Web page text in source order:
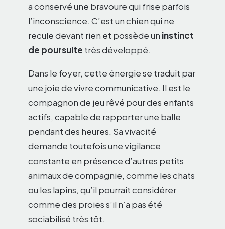
a conservé une bravoure qui frise parfois
l’inconscience. C’est un chien qui ne
recule devant rien et possède un instinct
de poursuite très développé.
Dans le foyer, cette énergie se traduit par
une joie de vivre communicative. Il est le
compagnon de jeu rêvé pour des enfants
actifs, capable de rapporter une balle
pendant des heures. Sa vivacité
demande toutefois une vigilance
constante en présence d’autres petits
animaux de compagnie, comme les chats
ou les lapins, qu’il pourrait considérer
comme des proies s’il n’a pas été
sociabilisé très tôt.